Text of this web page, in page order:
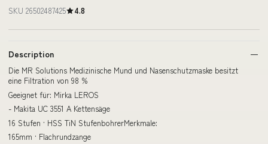
SKU 26502487425 4.8
Description
Die MR Solutions Medizinische Mund und Nasenschutzmaske besitzt
eine Filtration von 98 %
Geeignet für: Mirka LEROS
- Makita UC 3551 A Kettensäge
16 Stufen · HSS TiN StufenbohrerMerkmale:
165mm · Flachrundzange